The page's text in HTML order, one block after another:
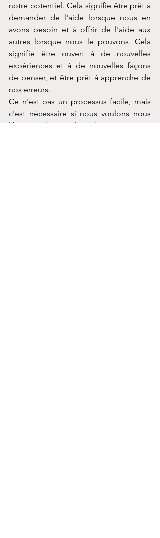
notre potentiel. Cela signifie être prêt à
demander de l'aide lorsque nous en
avons besoin et à offrir de l'aide aux
autres lorsque nous le pouvons. Cela
signifie être ouvert à de nouvelles
expériences et à de nouvelles façons
de penser, et être prêt à apprendre de
nos erreurs.
Ce n'est pas un processus facile, mais
c'est nécessaire si nous voulons nous
libérer du cycle du passé et